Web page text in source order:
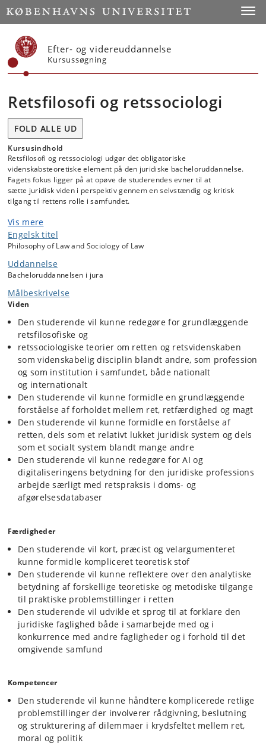
Start
Efter- og videreuddannelse
Kursussøgning
Retsfilosofi og retssociologi
FOLD ALLE UD
Kursusindhold
Retsfilosofi og retssociologi udgør det obligatoriske
videnskabsteoretiske element på den juridiske bacheloruddannelse.
Fagets fokus ligger på at opøve de studerendes evner til at
sætte juridisk viden i perspektiv gennem en selvstændig og kritisk
tilgang til rettens rolle i samfundet.
Grundstammen i faget udgøres af en indføring i centrale
retsfilosofiske og retssociologiske temaer, problemstillinger og
teoretiske traditioner. Men i stedet for at dyrke ren teoriforståelse for
på en række cases, der alle på forskellig vis tematiserer forholdet
mellem ret, moral og politik.
Fællesnævneren for fagets cases er, at de præsenterer
problemstillinger, der på den ene side er taget fra den virkelige
verdens arbejde i den juridiske profession, men som på den anden
side ikke snævert vedrører identifikation af gældende ret, hvorfor den
traditionelle retsdogmatiske metode kommer til kort.
En behandling med afsæt i retsfilosofi og retssociologi er påkrævet,
og casearbejdet dokumenterer dermed disse teoriers analytiske
styrke og praktiske anvendelighed, ligesom de studerende udvikler en
dybere teoriforståelse og en forståelse for AIs og digitaliseringens
rolle i det retlige felt. Igennem det aktive arbejde med cases vil
de studerende opbygge en række generelle kompetencer til at
analysere retten, dels som et relativt lukket juridisk system og dels
som et socialt system blandt mange andre.
Vis mere
Engelsk titel
Philosophy of Law and Sociology of Law
Uddannelse
Bacheloruddannelsen i jura
Målbeskrivelse
Viden
Den studerende vil kunne redegøre for grundlæggende
retsfilosofiske og
retssociologiske teorier om retten og retsvidenskaben
som videnskabelig disciplin blandt andre, som profession
og som institution i samfundet, både nationalt
og internationalt
Den studerende vil kunne formidle en grundlæggende
forståelse af forholdet mellem ret, retfærdighed og magt
Den studerende vil kunne formidle en forståelse af
retten, dels som et relativt lukket juridisk system og dels
som et socialt system blandt mange andre
Den studerende vil kunne redegøre for AI og
digitaliseringens betydning for den juridiske professions
arbejde særligt med retspraksis i doms- og
afgørelsesdatabaser
Færdigheder
Den studerende vil kort, præcist og velargumenteret
kunne formidle kompliceret teoretisk stof
Den studerende vil kunne reflektere over den analytiske
betydning af forskellige teoretiske og metodiske tilgange
til praktiske problemstillinger i retten
Den studerende vil udvikle et sprog til at forklare den
juridiske faglighed både i samarbejde med og i
konkurrence med andre fagligheder og i forhold til det
omgivende samfund
Kompetencer
Den studerende vil kunne håndtere komplicerede retlige
problemstillinger der involverer rådgivning, beslutning
og strukturering af dilemmaer i krydsfeltet mellem ret,
moral og politik